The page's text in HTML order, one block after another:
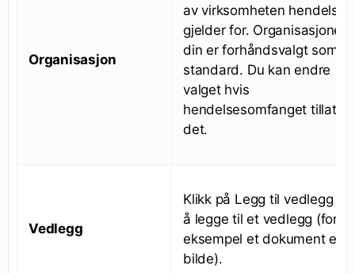
Organisasjon
av virksomheten hendelsen
gjelder for. Organisasjonen
din er forhåndsvalgt som
standard. Du kan endre
valget hvis
hendelsesomfanget tillater
det.
Vedlegg
Klikk på Legg til vedlegg ()
å legge til et vedlegg (for
eksempel et dokument eller
bilde).